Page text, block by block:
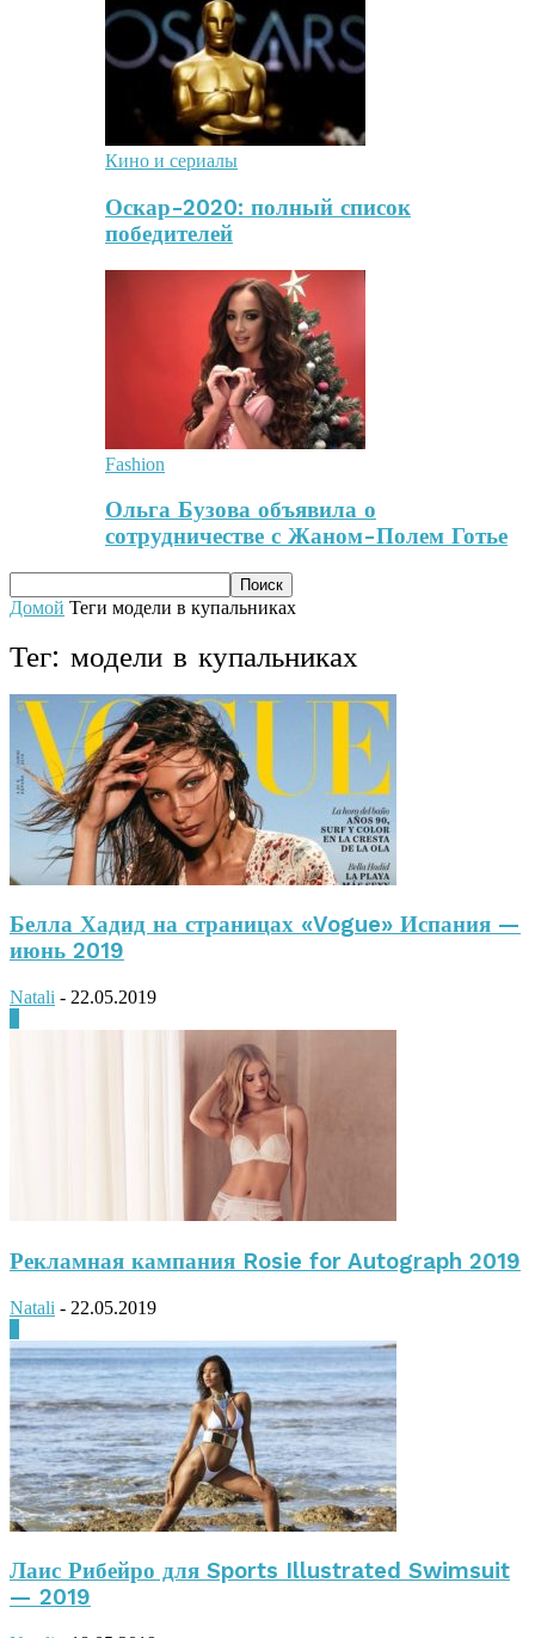
Кино и сериалы
Оскар-2020: полный список
победителей
Fashion
Ольга Бузова объявила о
сотрудничестве с Жаном-Полем Готье
Домой Теги модели в купальниках
Тег: модели в купальниках
Белла Хадид на страницах «Vogue» Испания —
июнь 2019
Natali - 22.05.2019
Рекламная кампания Rosie for Autograph 2019
Natali - 22.05.2019
Лаис Рибейро для Sports Illustrated Swimsuit
— 2019